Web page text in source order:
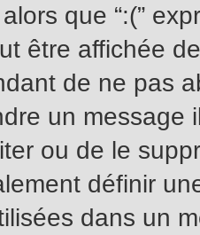
que “:(”
être affichée
de ne pas
un message
ou de le
définir
dans un